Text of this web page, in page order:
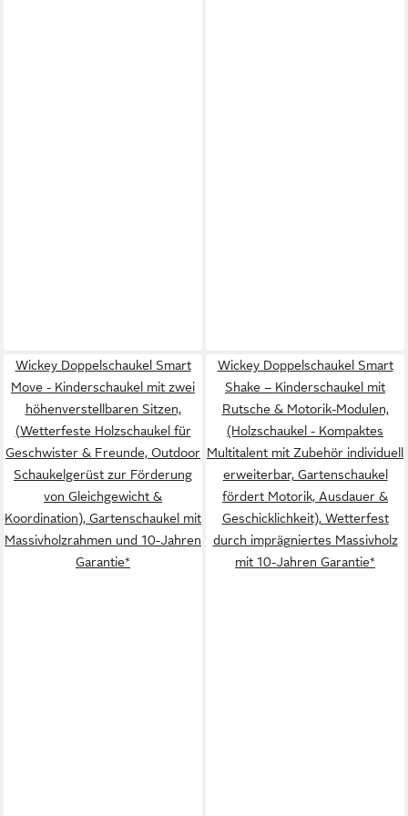
Wickey Doppelschaukel Smart
Move - Kinderschaukel mit zwei
höhenverstellbaren Sitzen,
(Wetterfeste Holzschaukel für
Geschwister & Freunde, Outdoor
Schaukelgerüst zur Förderung
von Gleichgewicht &
Koordination), Gartenschaukel mit
Massivholzrahmen und 10-Jahren
Garantie*
Wickey Doppelschaukel Smart
Shake – Kinderschaukel mit
Rutsche & Motorik-Modulen,
(Holzschaukel - Kompaktes
Multitalent mit Zubehör individuell
erweiterbar, Gartenschaukel
fördert Motorik, Ausdauer &
Geschicklichkeit), Wetterfest
durch imprägniertes Massivholz
mit 10-Jahren Garantie*